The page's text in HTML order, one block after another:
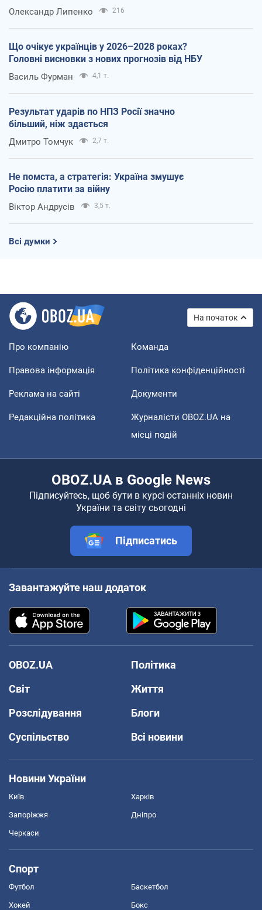
Олександр Липенко 216
Що очікує українців у 2026–2028 роках?
Головні висновки з нових прогнозів від НБУ
Василь Фурман 4,1 т.
Результат ударів по НПЗ Росії значно
більший, ніж здається
Дмитро Томчук 2,7 т.
Не помста, а стратегія: Україна змушує
Росію платити за війну
Віктор Андрусів 3,5 т.
Всі думки
На початок
Про компанію Команда
Правова інформація Політика конфіденційності
Реклама на сайті Документи
Редакційна політика
Журналісти OBOZ.UA на
місці подій
OBOZ.UA в Google News
Підписуйтесь, щоб бути в курсі останніх новин
України та світу сьогодні
Підписатись
Завантажуйте наш додаток
OBOZ.UA
Політика
Світ
Життя
Розслідування
Блоги
Суспільство
Всі новини
Новини України
Київ Харків
Запоріжжя Дніпро
Черкаси
Спорт
Футбол Баскетбол
Хокей Бокс